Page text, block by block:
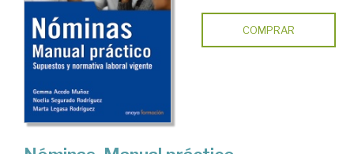
COMPRAR